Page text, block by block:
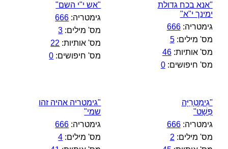
"אנא בכח גדולת
ימינך י"א"
גימטריה:666
מס' מילים:5
מס' אותיות:46
מס' חיפושים:0
"אש י"י השם"
גימטריה: 666
מס' מילים: 3
מס' אותיות: 22
מס' חיפושים: 0
"גִימַטְרִיָּה
פְּשָׁט"
גימטריה:666
מס' מילים: 2
"גימטריה אהיה זהו
שמי"
גימטריה: 666
מס' מילים: 4